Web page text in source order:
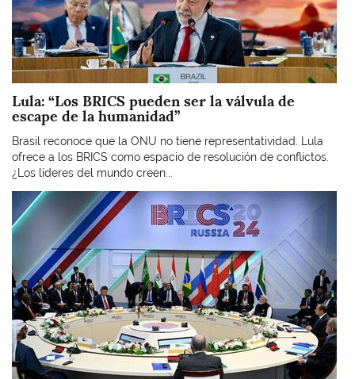
Lula: “Los BRICS pueden ser la válvula de
escape de la humanidad”
Brasil reconoce que la ONU no tiene representatividad. Lula
ofrece a los BRICS como espacio de resolución de conflictos.
¿Los líderes del mundo creen...
Imagen